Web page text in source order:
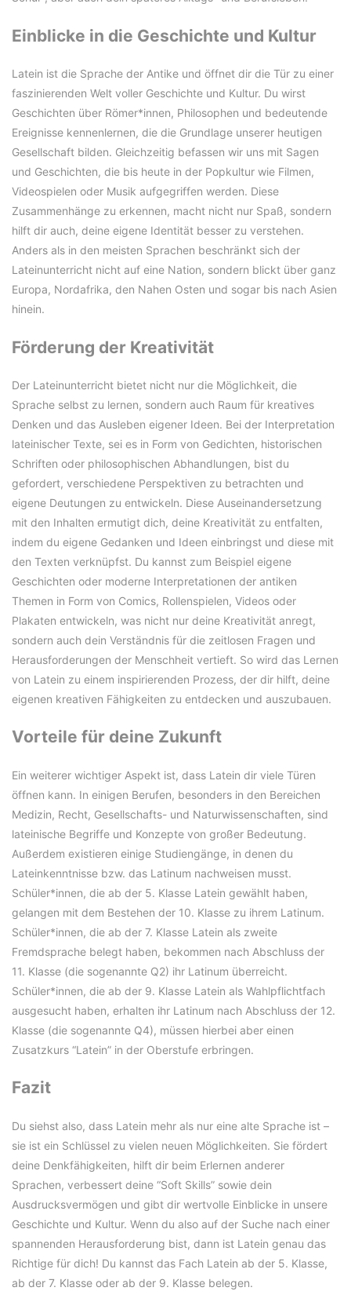
Einblicke in die Geschichte und Kultur
Latein ist die Sprache der Antike und öffnet dir die Tür zu einer
faszinierenden Welt voller Geschichte und Kultur. Du wirst
Geschichten über Römer*innen, Philosophen und bedeutende
Ereignisse kennenlernen, die die Grundlage unserer heutigen
Gesellschaft bilden. Gleichzeitig befassen wir uns mit Sagen
und Geschichten, die bis heute in der Popkultur wie Filmen,
Videospielen oder Musik aufgegriffen werden. Diese
Zusammenhänge zu erkennen, macht nicht nur Spaß, sondern
hilft dir auch, deine eigene Identität besser zu verstehen.
Anders als in den meisten Sprachen beschränkt sich der
Lateinunterricht nicht auf eine Nation, sondern blickt über ganz
Europa, Nordafrika, den Nahen Osten und sogar bis nach Asien
hinein.
Förderung der Kreativität
Der Lateinunterricht bietet nicht nur die Möglichkeit, die
Sprache selbst zu lernen, sondern auch Raum für kreatives
Denken und das Ausleben eigener Ideen. Bei der Interpretation
lateinischer Texte, sei es in Form von Gedichten, historischen
Schriften oder philosophischen Abhandlungen, bist du
gefordert, verschiedene Perspektiven zu betrachten und
eigene Deutungen zu entwickeln. Diese Auseinandersetzung
mit den Inhalten ermutigt dich, deine Kreativität zu entfalten,
indem du eigene Gedanken und Ideen einbringst und diese mit
den Texten verknüpfst. Du kannst zum Beispiel eigene
Geschichten oder moderne Interpretationen der antiken
Themen in Form von Comics, Rollenspielen, Videos oder
Plakaten entwickeln, was nicht nur deine Kreativität anregt,
sondern auch dein Verständnis für die zeitlosen Fragen und
Herausforderungen der Menschheit vertieft. So wird das Lernen
von Latein zu einem inspirierenden Prozess, der dir hilft, deine
eigenen kreativen Fähigkeiten zu entdecken und auszubauen.
Vorteile für deine Zukunft
Ein weiterer wichtiger Aspekt ist, dass Latein dir viele Türen
öffnen kann. In einigen Berufen, besonders in den Bereichen
Medizin, Recht, Gesellschafts- und Naturwissenschaften, sind
lateinische Begriffe und Konzepte von großer Bedeutung.
Außerdem existieren einige Studiengänge, in denen du
Lateinkenntnisse bzw. das Latinum nachweisen musst.
Schüler*innen, die ab der 5. Klasse Latein gewählt haben,
gelangen mit dem Bestehen der 10. Klasse zu ihrem Latinum.
Schüler*innen, die ab der 7. Klasse Latein als zweite
Fremdsprache belegt haben, bekommen nach Abschluss der
11. Klasse (die sogenannte Q2) ihr Latinum überreicht.
Schüler*innen, die ab der 9. Klasse Latein als Wahlpflichtfach
ausgesucht haben, erhalten ihr Latinum nach Abschluss der 12.
Klasse (die sogenannte Q4), müssen hierbei aber einen
Zusatzkurs “Latein” in der Oberstufe erbringen.
Fazit
Du siehst also, dass Latein mehr als nur eine alte Sprache ist –
sie ist ein Schlüssel zu vielen neuen Möglichkeiten. Sie fördert
deine Denkfähigkeiten, hilft dir beim Erlernen anderer
Sprachen, verbessert deine “Soft Skills” sowie dein
Ausdrucksvermögen und gibt dir wertvolle Einblicke in unsere
Geschichte und Kultur. Wenn du also auf der Suche nach einer
spannenden Herausforderung bist, dann ist Latein genau das
Richtige für dich! Du kannst das Fach Latein ab der 5. Klasse,
ab der 7. Klasse oder ab der 9. Klasse belegen.